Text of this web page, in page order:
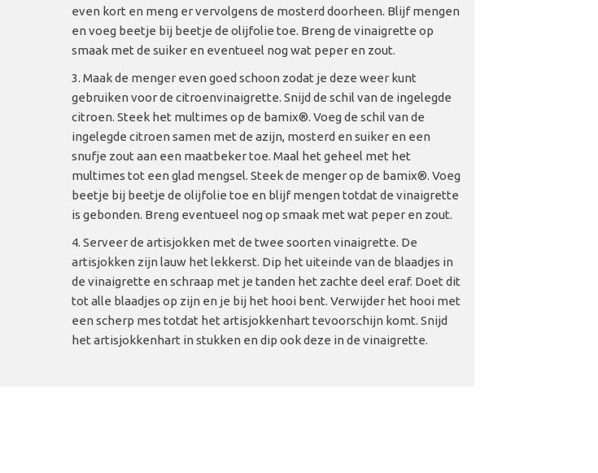
even kort en meng er vervolgens de mosterd doorheen. Blijf mengen
en voeg beetje bij beetje de olijfolie toe. Breng de vinaigrette op
smaak met de suiker en eventueel nog wat peper en zout.
Maak de menger even goed schoon zodat je deze weer kunt
gebruiken voor de citroenvinaigrette. Snijd de schil van de ingelegde
citroen. Steek het multimes op de bamix®. Voeg de schil van de
ingelegde citroen samen met de azijn, mosterd en suiker en een
snufje zout aan een maatbeker toe. Maal het geheel met het
multimes tot een glad mengsel. Steek de menger op de bamix®. Voeg
beetje bij beetje de olijfolie toe en blijf mengen totdat de vinaigrette
is gebonden. Breng eventueel nog op smaak met wat peper en zout.
Serveer de artisjokken met de twee soorten vinaigrette. De
artisjokken zijn lauw het lekkerst. Dip het uiteinde van de blaadjes in
de vinaigrette en schraap met je tanden het zachte deel eraf. Doet dit
tot alle blaadjes op zijn en je bij het hooi bent. Verwijder het hooi met
een scherp mes totdat het artisjokkenhart tevoorschijn komt. Snijd
het artisjokkenhart in stukken en dip ook deze in de vinaigrette.